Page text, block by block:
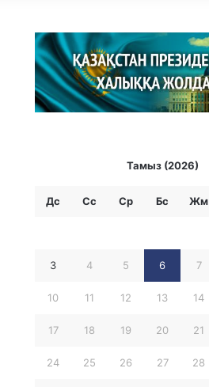
Тамыз (2026)
Дс Сс Ср Бc Жм
3 4 5 6 7
10 11 12 13 14
17 18 19 20 21
24 25 26 27 28